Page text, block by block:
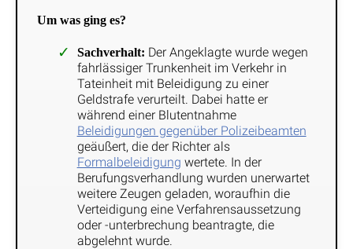
Um was ging es?
Sachverhalt: Der Angeklagte wurde wegen
fahrlässiger Trunkenheit im Verkehr in
Tateinheit mit Beleidigung zu einer
Geldstrafe verurteilt. Dabei hatte er
während einer Blutentnahme
Beleidigungen gegenüber Polizeibeamten
geäußert, die der Richter als
Formalbeleidigung wertete. In der
Berufungsverhandlung wurden unerwartet
weitere Zeugen geladen, woraufhin die
Verteidigung eine Verfahrensaussetzung
oder -unterbrechung beantragte, die
abgelehnt wurde.